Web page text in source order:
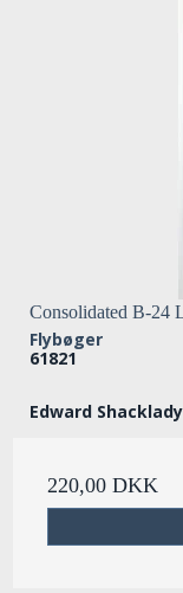
Consolidated B-24
Flybøger
61821
Edward Shacklady
220,00 DKK